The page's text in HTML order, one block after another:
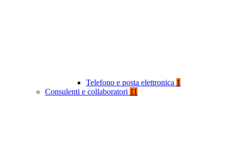
Telefono e posta elettronica 1
Consulenti e collaboratori 11